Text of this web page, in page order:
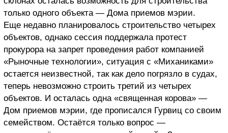
только одного объекта — Дома приемов мэрии.
Еще недавно планировалось строительство четырех
объектов, однако сессия поддержала протест
прокурора на запрет проведения работ компанией
«Рыночные технологии», ситуация с «Миханиками»
остается неизвестной, так как дело погрязло в судах,
теперь невозможно строить третий из четырех
объектов. И осталась одна «священная корова» —
Дом приемов мэрии, где прописался Гурвиц со своим
семейством. Остаётся только вопрос —